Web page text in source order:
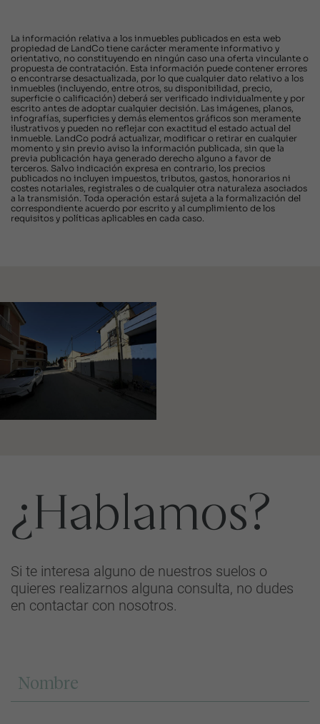
La información relativa a los inmuebles publicados en esta web
propiedad de LandCo tiene carácter meramente informativo y
orientativo, no constituyendo en ningún caso una oferta vinculante o
propuesta de contratación. Esta información puede contener errores
o encontrarse desactualizada, por lo que cualquier dato relativo a los
inmuebles (incluyendo, entre otros, su disponibilidad, precio,
superficie o calificación) deberá ser verificado individualmente y por
escrito antes de adoptar cualquier decisión. Las imágenes, planos,
infografías, superficies y demás elementos gráficos son meramente
ilustrativos y pueden no reflejar con exactitud el estado actual del
inmueble. LandCo podrá actualizar, modificar o retirar en cualquier
momento y sin previo aviso la información publicada, sin que la
previa publicación haya generado derecho alguno a favor de
terceros. Salvo indicación expresa en contrario, los precios
publicados no incluyen impuestos, tributos, gastos, honorarios ni
costes notariales, registrales o de cualquier otra naturaleza asociados
a la transmisión. Toda operación estará sujeta a la formalización del
correspondiente acuerdo por escrito y al cumplimiento de los
requisitos y políticas aplicables en cada caso.
¿Hablamos?
Si te interesa alguno de nuestros suelos o
quieres realizarnos alguna consulta, no dudes
en contactar con nosotros.